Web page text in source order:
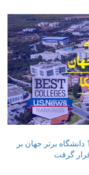
دانشگاه مدیترانه شرقی، در بین 1200 دانشگاه برتر جهان بر
گرفت